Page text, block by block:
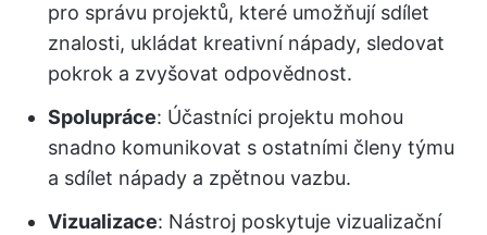
pro správu projektů, které umožňují sdílet
znalosti, ukládat kreativní nápady, sledovat
pokrok a zvyšovat odpovědnost.
Spolupráce: Účastníci projektu mohou
snadno komunikovat s ostatními členy týmu
a sdílet nápady a zpětnou vazbu.
Vizualizace: Nástroj poskytuje vizualizační